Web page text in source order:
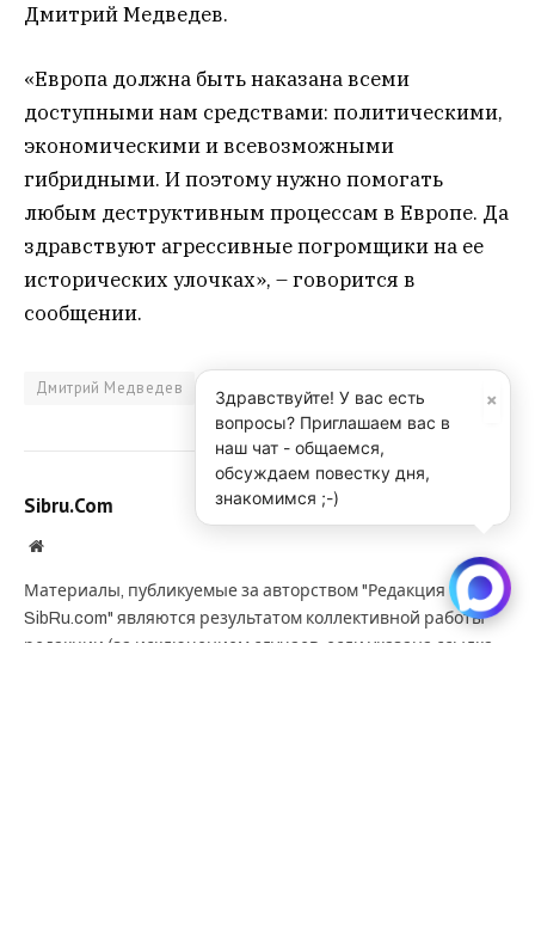
Дмитрий Медведев.
«Европа должна быть наказана всеми
доступными нам средствами: политическими,
экономическими и всевозможными
гибридными. И поэтому нужно помогать
любым деструктивным процессам в Европе. Да
здравствуют агрессивные погромщики на ее
исторических улочках», – говорится в
сообщении.
Дмитрий Медведев СВО
Sibru.Com
Website
Материалы, публикуемые за авторством "Редакция
SibRu.com" являются результатом коллективной работы
редакции (за исключением случаев, если указана ссылка
×
Здравствуйте! У вас есть
вопросы? Приглашаем вас в
наш чат - общаемся,
обсуждаем повестку дня,
знакомимся ;-)